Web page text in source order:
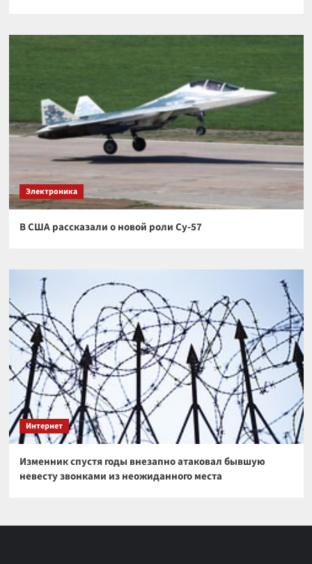
Электроника
В США рассказали о новой роли Су-57
Интернет
Изменник спустя годы внезапно атаковал бывшую
невесту звонками из неожиданного места